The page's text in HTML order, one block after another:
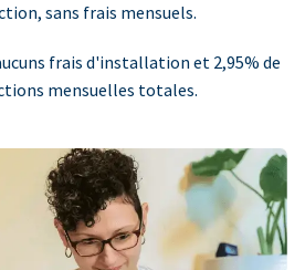
sans frais mensuels.
frais d'installation et 2,95% de
mensuelles totales.